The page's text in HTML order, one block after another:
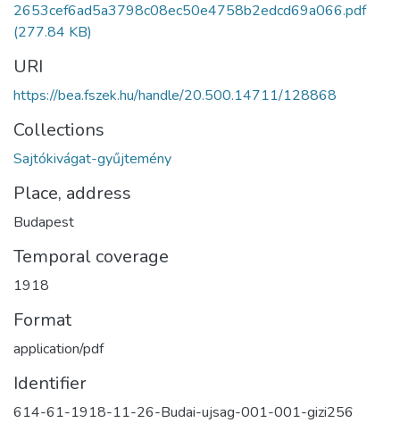
2653cef6ad5a3798c08ec50e4758b2edcd69a066.pdf
(277.84 KB)
URI
https://bea.fszek.hu/handle/20.500.14711/128868
Collections
Sajtókivágat-gyűjtemény
Place, address
Budapest
Temporal coverage
1918
Format
application/pdf
Identifier
614-61-1918-11-26-Budai-ujsag-001-001-gizi256